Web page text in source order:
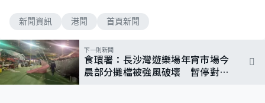
新聞資訊 港聞 首頁新聞
下一則新聞
食環署：長沙灣遊樂場年宵市場今
晨部分攤檔被強風破壞 暫停對外